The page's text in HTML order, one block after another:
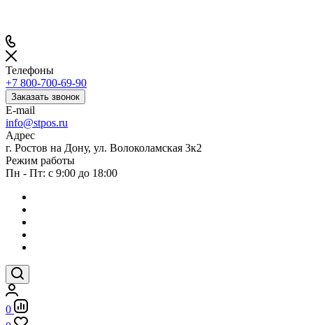
Телефоны
+7 800-700-69-90
Заказать звонок
E-mail
info@stpos.ru
Адрес
г. Ростов на Дону, ул. Волоколамская 3к2
Режим работы
Пн - Пт: с 9:00 до 18:00
0